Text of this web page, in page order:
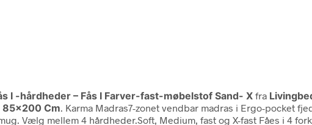
I -hårdheder – Fås I Farver-fast-møbelstof Sand- X fra
85×200 Cm . Karma Madras7-zonet vendbar madras i Ergo-pocket
Vælg mellem 4 hårdheder.Soft, Medium, fast og X-fast Fåes i 4